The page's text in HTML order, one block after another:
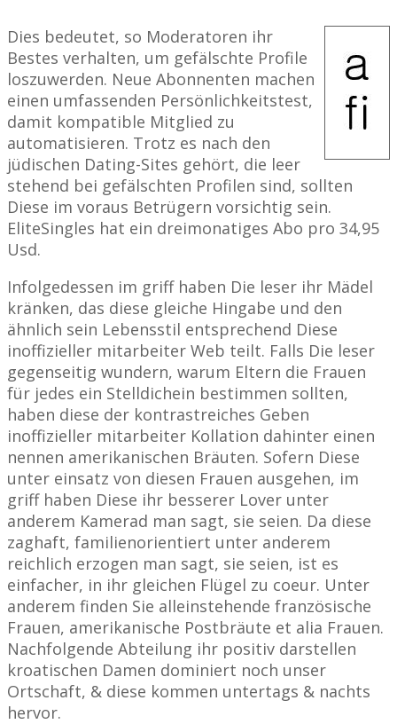
Dies bedeutet, so Moderatoren ihr
Bestes verhalten, um gefälschte Profile
loszuwerden. Neue Abonnenten machen
einen umfassenden Persönlichkeitstest,
damit kompatible Mitglied zu
automatisieren. Trotz es nach den
jüdischen Dating-Sites gehört, die leer
stehend bei gefälschten Profilen sind, sollten
Diese im voraus Betrügern vorsichtig sein.
EliteSingles hat ein dreimonatiges Abo pro 34,95
Usd.
Infolgedessen im griff haben Die leser ihr Mädel
kränken, das diese gleiche Hingabe und den
ähnlich sein Lebensstil entsprechend Diese
inoffizieller mitarbeiter Web teilt. Falls Die leser
gegenseitig wundern, warum Eltern die Frauen
für jedes ein Stelldichein bestimmen sollten,
haben diese der kontrastreiches Geben
inoffizieller mitarbeiter Kollation dahinter einen
nennen amerikanischen Bräuten. Sofern Diese
unter einsatz von diesen Frauen ausgehen, im
griff haben Diese ihr besserer Lover unter
anderem Kamerad man sagt, sie seien. Da diese
zaghaft, familienorientiert unter anderem
reichlich erzogen man sagt, sie seien, ist es
einfacher, in ihr gleichen Flügel zu coeur. Unter
anderem finden Sie alleinstehende französische
Frauen, amerikanische Postbräute et alia Frauen.
Nachfolgende Abteilung ihr positiv darstellen
kroatischen Damen dominiert noch unser
Ortschaft, & diese kommen untertags & nachts
hervor.